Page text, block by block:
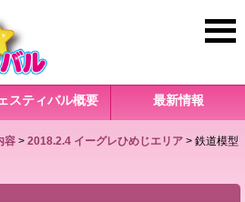
スティバル概要 最新情報
容 > 2018.2.4 イーグレひめじエリア > 鉄道模型